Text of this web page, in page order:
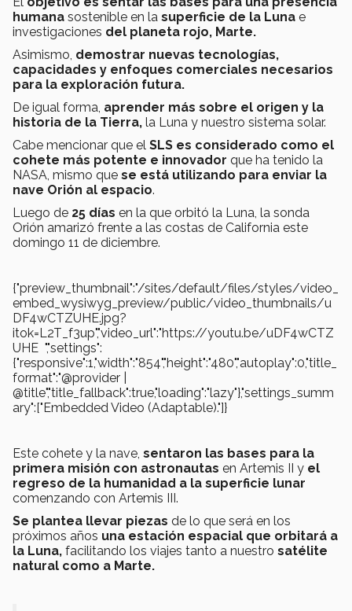
humana sostenible en la superficie de la Luna e
investigaciones del planeta rojo, Marte.
Asimismo, demostrar nuevas tecnologías,
capacidades y enfoques comerciales necesarios
para la exploración futura.
De igual forma, aprender más sobre el origen y la
historia de la Tierra, la Luna y nuestro sistema solar.
Cabe mencionar que el SLS es considerado como el
cohete más potente e innovador que ha tenido la
NASA, mismo que se está utilizando para enviar la
nave Orión al espacio.
Luego de 25 días en la que orbitó la Luna, la sonda
Orión amarizó frente a las costas de California este
domingo 11 de diciembre.
{"preview_thumbnail":"/sites/default/files/styles/video_
embed_wysiwyg_preview/public/video_thumbnails/u
DF4wCTZUHE.jpg?
itok=L2T_f3up","video_url":"https://youtu.be/uDF4wCTZ
UHE ","settings":
{"responsive":1,"width":"854","height":"480","autoplay":0,"title_
format":"@provider |
@title","title_fallback":true,"loading":"lazy"},"settings_summ
ary":["Embedded Video (Adaptable)."]}
Este cohete y la nave, sentaron las bases para la
primera misión con astronautas en Artemis II y el
regreso de la humanidad a la superficie lunar
comenzando con Artemis III.
Se plantea llevar piezas de lo que será en los
próximos años una estación espacial que orbitará a
la Luna, facilitando los viajes tanto a nuestro satélite
natural como a Marte.